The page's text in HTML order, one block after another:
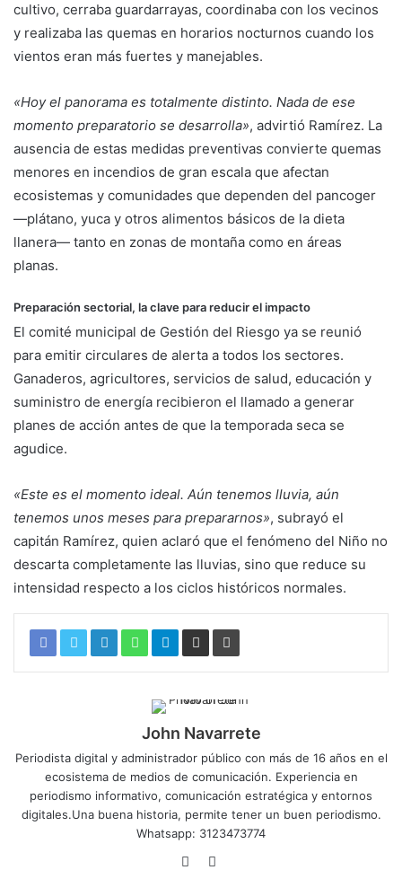
cultivo, cerraba guardarrayas, coordinaba con los vecinos
y realizaba las quemas en horarios nocturnos cuando los
vientos eran más fuertes y manejables.
«Hoy el panorama es totalmente distinto. Nada de ese
momento preparatorio se desarrolla», advirtió Ramírez. La
ausencia de estas medidas preventivas convierte quemas
menores en incendios de gran escala que afectan
ecosistemas y comunidades que dependen del pancoger
—plátano, yuca y otros alimentos básicos de la dieta
llanera— tanto en zonas de montaña como en áreas
planas.
Preparación sectorial, la clave para reducir el impacto
El comité municipal de Gestión del Riesgo ya se reunió
para emitir circulares de alerta a todos los sectores.
Ganaderos, agricultores, servicios de salud, educación y
suministro de energía recibieron el llamado a generar
planes de acción antes de que la temporada seca se
agudice.
«Este es el momento ideal. Aún tenemos lluvia, aún
tenemos unos meses para prepararnos», subrayó el
capitán Ramírez, quien aclaró que el fenómeno del Niño no
descarta completamente las lluvias, sino que reduce su
intensidad respecto a los ciclos históricos normales.
John Navarrete
Periodista digital y administrador público con más de 16 años en el
ecosistema de medios de comunicación. Experiencia en
periodismo informativo, comunicación estratégica y entornos
digitales.Una buena historia, permite tener un buen periodismo.
Whatsapp: 3123473774
SitioTwitter